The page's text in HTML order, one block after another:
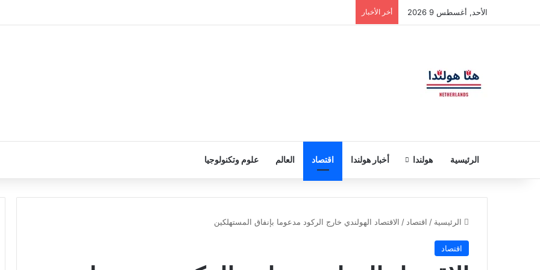
الأحد, أغسطس 9 2026 أخر الأخبار
الرئيسية هولندا أخبار هولندا اقتصاد العالم علوم وتكنولوجيا
الرئيسية / اقتصاد / الاقتصاد الهولندي خارج الركود مدعوما بإنفاق المستهلكين
اقتصاد